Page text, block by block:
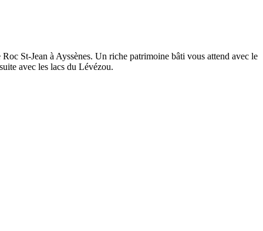
St-Jean à Ayssènes. Un riche patrimoine bâti vous attend avec le
avec les lacs du Lévézou.